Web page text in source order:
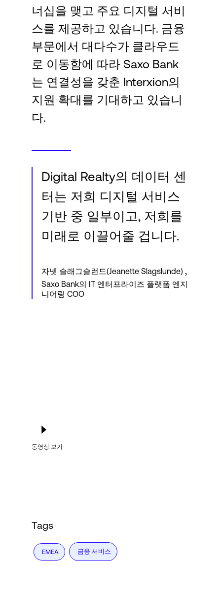
너십을 맺고 주요 디지털 서비
스를 제공하고 있습니다. 금융
부문에서 대다수가 클라우드
로 이동함에 따라 Saxo Bank
는 연결성을 갖춘 Interxion의
지원 확대를 기대하고 있습니
다.
Digital Realty의 데이터 센
터는 저희 디지털 서비스
기반 중 일부이고, 저희를
미래로 이끌어줄 겁니다.
자넷 슬래그슬런드(Jeanette Slagslunde) ,
Saxo Bank의 IT 엔터프라이즈 플랫폼 엔지
니어링 COO
동영상 보기
Tags
EMEA 금융 서비스